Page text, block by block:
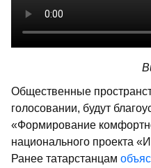
Общественные
голосовании, будут
«Формирование
национального проекта
Ранее татарстанцам